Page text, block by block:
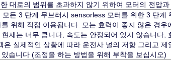
대로의 범위를 초과하지 않기 위하여 모터의 전압과
모든 3 단계 무브러시 sensorless 모터를 위한 3 단계
위해 직접 이용됩니다. 모는 효력이 좋지 않은 경우
재는 너무 큽니다, 속도는 안정되어 있지 않습니다,
은 실제적인 상황에 따라 운전사 널의 저항 그리고 제
습니다 (조정을 하는 방법을 위해 부착을 보십시오)